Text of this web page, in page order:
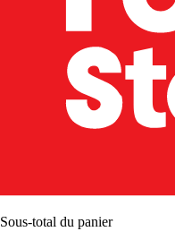
Sous-total du panier